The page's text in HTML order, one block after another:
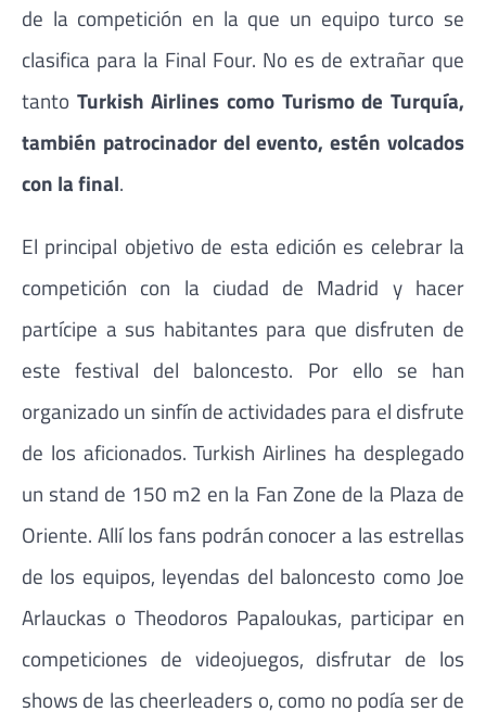
de la competición en la que un equipo turco se
clasifica para la Final Four. No es de extrañar que
tanto Turkish Airlines como Turismo de Turquía,
también patrocinador del evento, estén volcados
con la final.
El principal objetivo de esta edición es celebrar la
competición con la ciudad de Madrid y hacer
partícipe a sus habitantes para que disfruten de
este festival del baloncesto. Por ello se han
organizado un sinfín de actividades para el disfrute
de los aficionados. Turkish Airlines ha desplegado
un stand de 150 m2 en la Fan Zone de la Plaza de
Oriente. Allí los fans podrán conocer a las estrellas
de los equipos, leyendas del baloncesto como Joe
Arlauckas o Theodoros Papaloukas, participar en
competiciones de videojuegos, disfrutar de los
shows de las cheerleaders o, como no podía ser de